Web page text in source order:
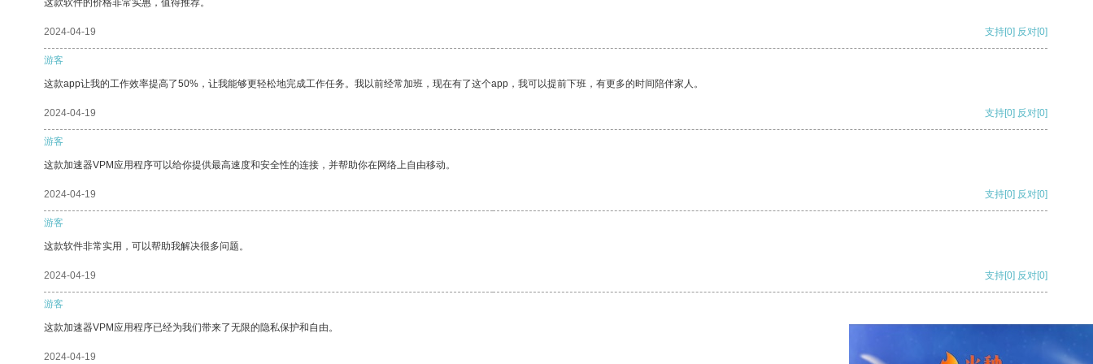
这款软件的价格非常实惠，值得推荐。
2024-04-19 支持[0] 反对[0]
游客
这款app让我的工作效率提高了50%，让我能够更轻松地完成工作任务。我以前经常加班，现在有了这个app，我可以提前下班，有更多的时间陪伴家人。
2024-04-19 支持[0] 反对[0]
游客
这款加速器VPM应用程序可以给你提供最高速度和安全性的连接，并帮助你在网络上自由移动。
2024-04-19 支持[0] 反对[0]
游客
这款软件非常实用，可以帮助我解决很多问题。
2024-04-19 支持[0] 反对[0]
游客
这款加速器VPM应用程序已经为我们带来了无限的隐私保护和自由。
2024-04-19 支持